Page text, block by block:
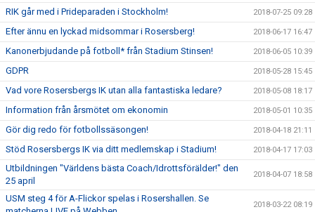
RIK går med i Prideparaden i Stockholm! 2018-07-25 09:28
Efter ännu en lyckad midsommar i Rosersberg! 2018-06-17 16:47
Kanonerbjudande på fotboll* från Stadium Stinsen! 2018-06-05 10:39
GDPR 2018-05-28 15:45
Vad vore Rosersbergs IK utan alla fantastiska ledare? 2018-05-08 18:17
Information från årsmötet om ekonomin 2018-05-01 10:35
Gör dig redo för fotbollssäsongen! 2018-04-18 21:11
Stöd Rosersbergs IK via ditt medlemskap i Stadium! 2018-04-17 17:03
Utbildningen "Världens bästa Coach/Idrottsförälder!" den
25 april
2018-04-07 18:58
USM steg 4 för A-Flickor spelas i Rosershallen. Se
2018-03-22 08:19